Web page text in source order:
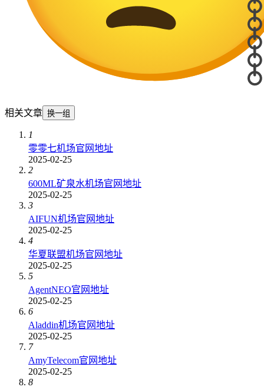
相关文章 换一组
1
零零七机场官网地址
2025-02-25
2
600ML矿泉水机场官网地址
2025-02-25
3
AIFUN机场官网地址
2025-02-25
4
华夏联盟机场官网地址
2025-02-25
5
AgentNEO官网地址
2025-02-25
6
Aladdin机场官网地址
2025-02-25
7
AmyTelecom官网地址
2025-02-25
8